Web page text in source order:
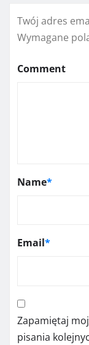
Twój adres
Wymagane
Comment
Name*
Email*
Zapamiętaj
pisania